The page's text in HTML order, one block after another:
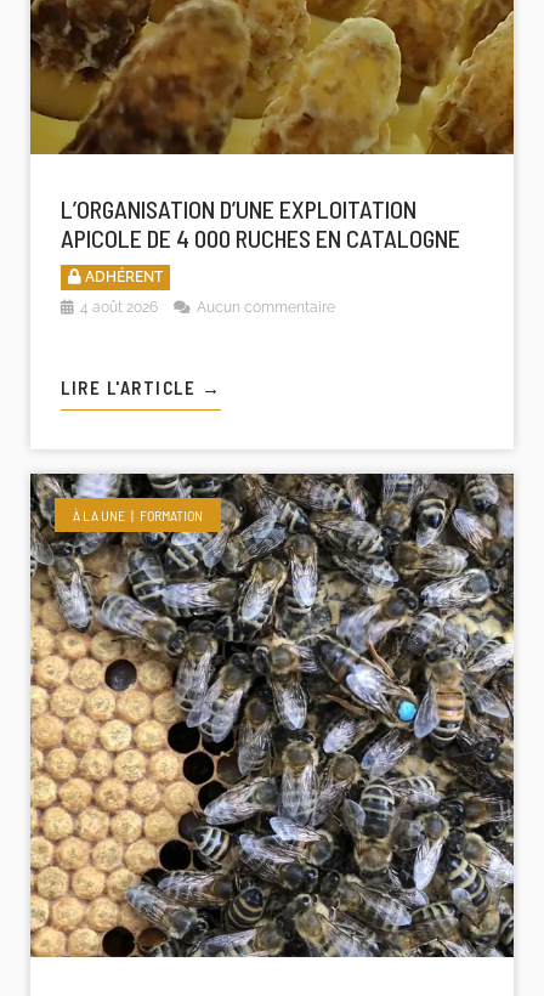
L’ORGANISATION D’UNE EXPLOITATION
APICOLE DE 4 000 RUCHES EN CATALOGNE
ADHÉRENT
4 août 2026
Aucun commentaire
LIRE L'ARTICLE →
À LA UNE FORMATION